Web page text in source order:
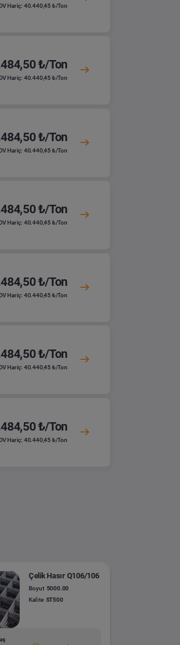
Hariç: 40.440,45 ₺/Ton
₺/Ton
Hariç: 40.440,45 ₺/Ton
₺/Ton
Hariç: 40.440,45 ₺/Ton
₺/Ton
Hariç: 40.440,45 ₺/Ton
₺/Ton
Hariç: 40.440,45 ₺/Ton
₺/Ton
Hariç: 40.440,45 ₺/Ton
₺/Ton
Hariç: 40.440,45 ₺/Ton
Çelik Hasır Q106/106
Boyut 5000.00
Kalite ST500